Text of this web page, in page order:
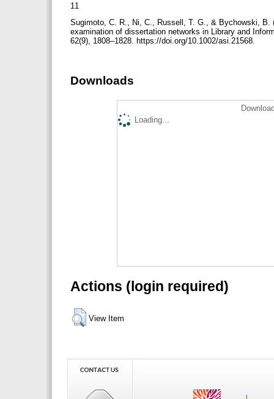
11
Sugimoto, C. R., Ni, C., Russell, T. G., & Bychowski, B.
examination of dissertation networks in Library and
62(9), 1808–1828. https://doi.org/10.1002/asi.21568.
Downloads
Loading...
Actions (login required)
View Item